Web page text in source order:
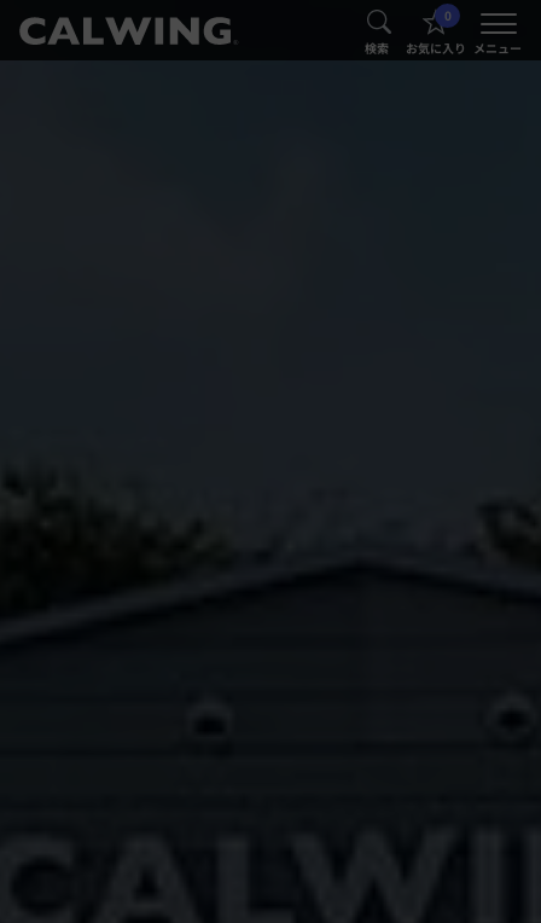
® 検索
0
お気に入り メニュー
®